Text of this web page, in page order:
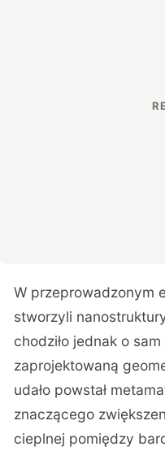
W przeprowadzonym
stworzyli
chodziło jednak o
zaprojektowaną
udało powstał
znaczącego
cieplnej pomiędzy